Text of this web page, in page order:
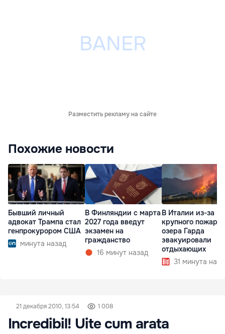
Разместить рекламу на сайте
Похожие новости
Бывший личный
адвокат Трампа стал
генпрокурором США
минута назад
В Финляндии с марта
2027 года введут
экзамен на
гражданство
16 минут назад
В Италии из-за
крупного пожара
озера Гарда
эвакуировали
отдыхающих
31 минута
21 декабря 2010, 13:54 1 008
Incredibil! Uite cum arata